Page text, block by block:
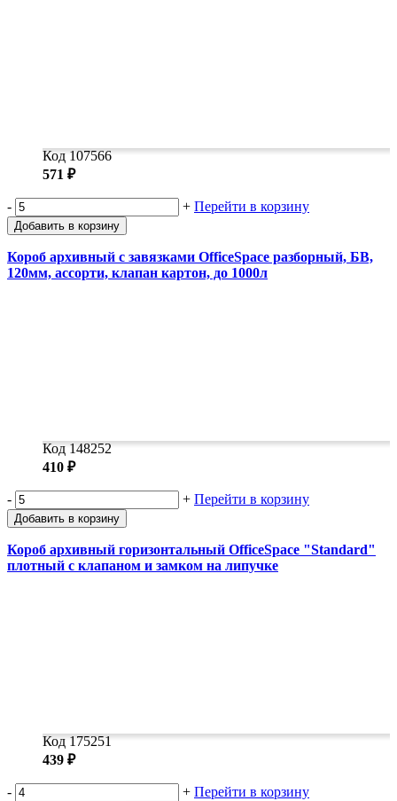
Код 107566
571 ₽
- + Перейти в корзину
Добавить в корзину
Короб архивный с завязками OfficeSpace разборный, БВ,
120мм, ассорти, клапан картон, до 1000л
Код 148252
410 ₽
- + Перейти в корзину
Добавить в корзину
Короб архивный горизонтальный OfficeSpace "Standard"
плотный с клапаном и замком на липучке
Код 175251
439 ₽
- + Перейти в корзину